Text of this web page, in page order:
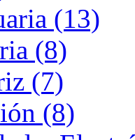
(13)
(8)
(7)
(8)